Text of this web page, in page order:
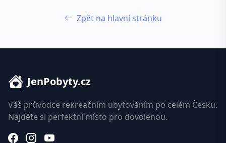
Zpět na hlavní stránku
JenPobyty.cz
Váš průvodce rekreačním ubytováním po celém Česku.
Najděte si perfektní místo pro dovolenou.